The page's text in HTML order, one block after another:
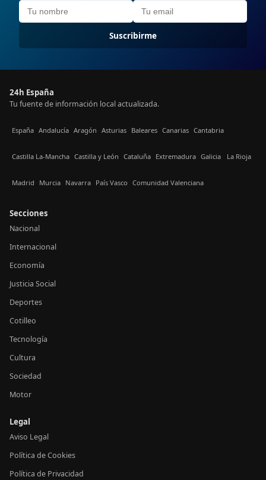
Suscribirme
24h España
Tu fuente de información local actualizada.
España Andalucía Aragón Asturias Baleares Canarias Cantabria
Castilla La-Mancha Castilla y León Cataluña Extremadura Galicia La Rioja
Madrid Murcia Navarra País Vasco Comunidad Valenciana
Secciones
Nacional
Internacional
Economía
Justicia Social
Deportes
Cotilleo
Tecnología
Cultura
Sociedad
Motor
Legal
Aviso Legal
Política de Cookies
Política de Privacidad